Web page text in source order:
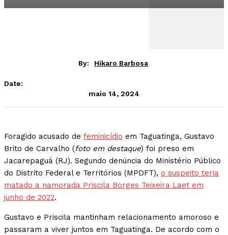
By: Hikaro Barbosa
Date:
maio 14, 2024
Foragido acusado de feminicídio em Taguatinga, Gustavo
Brito de Carvalho (foto em destaque) foi preso em
Jacarepaguá (RJ). Segundo denúncia do Ministério Público
do Distrito Federal e Territórios (MPDFT), o suspeito teria
matado a namorada Priscila Borges Teixeira Laet em
junho de 2022.
Gustavo e Priscila mantinham relacionamento amoroso e
passaram a viver juntos em Taguatinga. De acordo com o